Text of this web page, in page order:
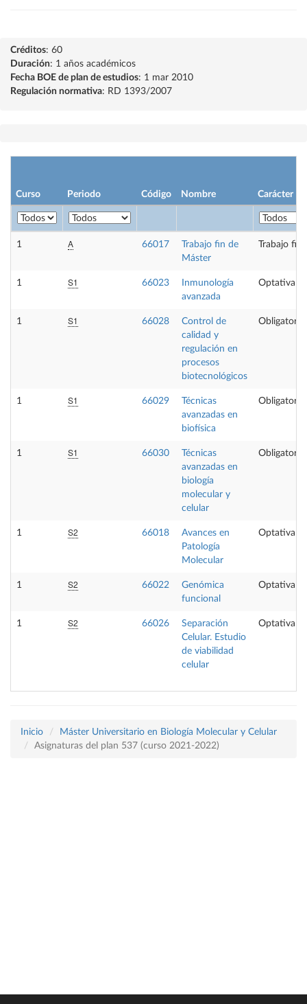
Créditos: 60
Duración: 1 años académicos
Fecha BOE de plan de estudios: 1 mar 2010
Regulación normativa: RD 1393/2007
Curso Periodo Código Nombre Carácter
1 A 66017
Trabajo fin de
Máster
Trabajo
1 S1 66023
Inmunología
avanzada
Optativa
1 S1 66028
Control de
calidad y
regulación en
procesos
biotecnológicos
Obligatoria
1 S1 66029
Técnicas
avanzadas en
biofísica
Obligatoria
1 S1 66030
Técnicas
avanzadas en
biología
molecular y
celular
Obligatoria
1 S2 66018
Avances en
Patología
Molecular
Optativa
1 S2 66022
Genómica
funcional
Optativa
1 S2 66026
Separación
Celular. Estudio
de viabilidad
celular
Optativa
Inicio
Máster Universitario en Biología Molecular y Celular
Asignaturas del plan 537 (curso 2021-2022)